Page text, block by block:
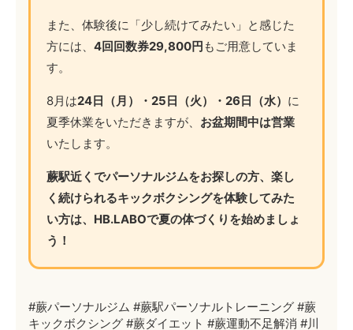
また、体験後に「少し続けてみたい」と感じた
方には、4回回数券29,800円 もご用意していま
す。
8月は24日（月）・25日（火）・26日（水） に
夏季休業をいただきますが、 お盆期間中は営業
いたします。
蕨駅近くでパーソナルジムをお探しの方、楽し
く続けられるキックボクシングを体験してみた
い方は、HB.LABOで夏の体づくりを始めましょ
う！
#蕨パーソナルジム #蕨駅パーソナルトレーニング #蕨
キックボクシング #蕨ダイエット #蕨運動不足解消 #川